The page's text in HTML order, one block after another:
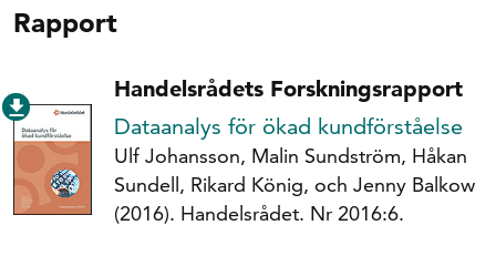
Rapport
Handelsrådets Forskningsrapport
Dataanalys för ökad kundförståelse
Ulf Johansson, Malin Sundström, Håkan
Sundell, Rikard König, och Jenny Balkow
(2016). Handelsrådet. Nr 2016:6.